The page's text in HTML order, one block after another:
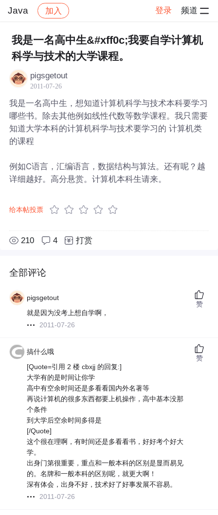
Java 加入 登录 频道
社区 Java 帖子详情
我是一名高中生&#xff0c;我要自学计算机
科学与技术的大学课程。
pigsgetout
2011-07-26
我是一名高中生，想知道计算机科学与技术本科要学习
哪些书。除去其他例如线性代数等数学课程。我只需要
知道大学本科的计算机科学与技术要学习的 计算机类
的课程
例如C语言，汇编语言，数据结构与算法。还有呢？越
详细越好。高分悬赏。计算机本科生请来。
给本帖投票
210 4 打赏
全部评论
pigsgetout
就是因为没考上想自学啊，
2011-07-26
赞
搞什么哦
[Quote=引用 2 楼 cbxjj 的回复:]
大学有的是时间让你学
高中有空余时间还是多看看国内外名著等
再说计算机的很多东西都要上机操作，高中基本没那
个条件
到大学后空余时间多得是
[/Quote]
这个很在理啊，有时间还是多看看书，好好考个好大
学。
出身门第很重要，重点和一般本科的区别是显而易见
的。名牌和一般本科的区别呢，就更大啊！
深有体会，出身不好，技术好了好事发展不容易。
2011-07-26
赞